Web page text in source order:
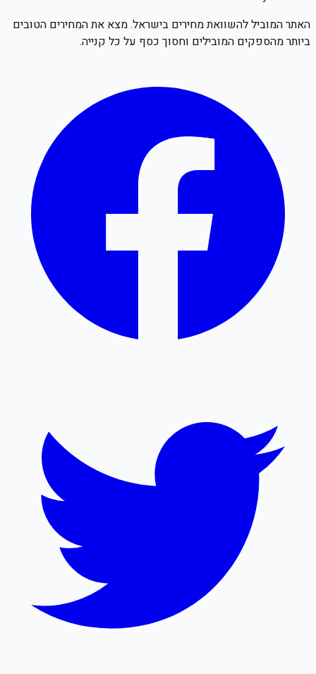
האתר המוביל להשוואת מחירים בישראל. מצא את המחירים הטובים
ביותר מהספקים המובילים וחסוך כסף על כל קנייה.